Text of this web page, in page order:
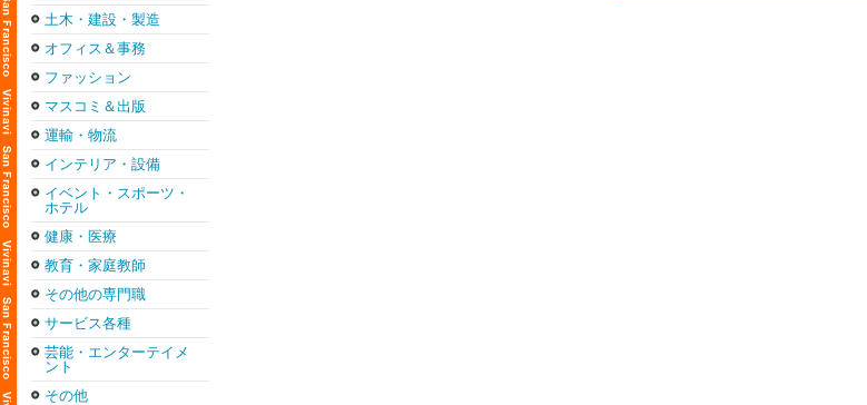
土木・建設・製造
オフィス＆事務
ファッション
マスコミ＆出版
運輸・物流
インテリア・設備
イベント・スポーツ・
ホテル
健康・医療
教育・家庭教師
その他の専門職
サービス各種
芸能・エンターテイメ
ント
その他